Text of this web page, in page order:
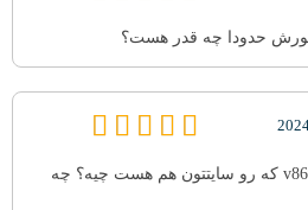
نورش حدودا چه قدر هست؟
تفاوت این فلاش های v1 با v860 که رو سایتتون هم هست چیه؟ چه